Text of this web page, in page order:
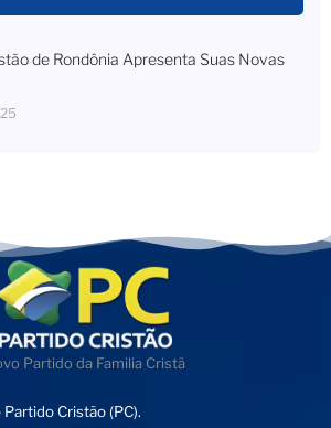
de Rondônia Apresenta Suas Novas
Partido da Familia Cristã
Cristão (PC).